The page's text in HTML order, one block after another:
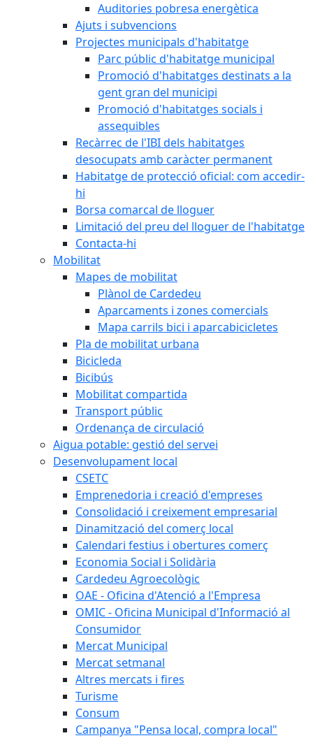
Auditories pobresa energètica
Ajuts i subvencions
Projectes municipals d'habitatge
Parc públic d'habitatge municipal
Promoció d'habitatges destinats a la
gent gran del municipi
Promoció d'habitatges socials i
assequibles
Recàrrec de l'IBI dels habitatges
desocupats amb caràcter permanent
Habitatge de protecció oficial: com accedir-
hi
Borsa comarcal de lloguer
Limitació del preu del lloguer de l'habitatge
Contacta-hi
Mobilitat
Mapes de mobilitat
Plànol de Cardedeu
Aparcaments i zones comercials
Mapa carrils bici i aparcabicicletes
Pla de mobilitat urbana
Bicicleda
Bicibús
Mobilitat compartida
Transport públic
Ordenança de circulació
Aigua potable: gestió del servei
Desenvolupament local
CSETC
Emprenedoria i creació d'empreses
Consolidació i creixement empresarial
Dinamització del comerç local
Calendari festius i obertures comerç
Economia Social i Solidària
Cardedeu Agroecològic
OAE - Oficina d'Atenció a l'Empresa
OMIC - Oficina Municipal d'Informació al
Consumidor
Mercat Municipal
Mercat setmanal
Altres mercats i fires
Turisme
Consum
Campanya "Pensa local, compra local"